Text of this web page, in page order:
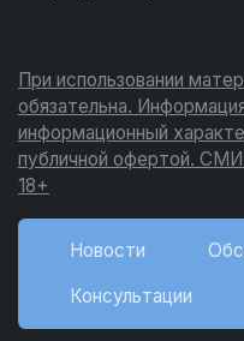
При использовании
обязательна.
информационный
публичной офертой.
18+
Новости
Консультации